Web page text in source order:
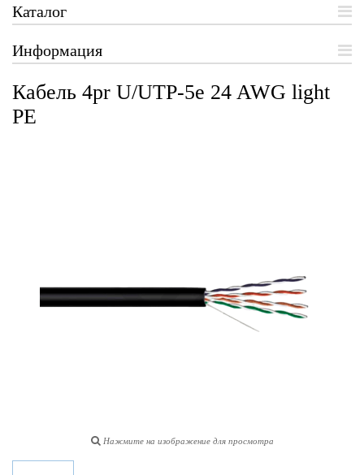
Каталог
Информация
Кабель 4pr U/UTP-5e 24 AWG light
PE
Нажмите на изображение для просмотра